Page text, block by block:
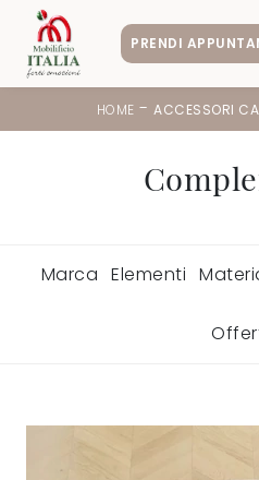
PRENDI
HOME -ACCESSORI
Marca Elementi